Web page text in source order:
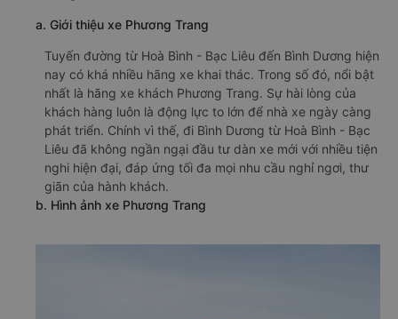
a. Giới thiệu xe Phương Trang
Tuyến đường từ Hoà Bình - Bạc Liêu đến Bình Dương hiện
nay có khá nhiều hãng xe khai thác. Trong số đó, nổi bật
nhất là hãng xe khách Phương Trang. Sự hài lòng của
khách hàng luôn là động lực to lớn để nhà xe ngày càng
phát triển. Chính vì thế, đi Bình Dương từ Hoà Bình - Bạc
Liêu đã không ngần ngại đầu tư dàn xe mới với nhiều tiện
nghi hiện đại, đáp ứng tối đa mọi nhu cầu nghỉ ngơi, thư
giãn của hành khách.
b. Hình ảnh xe Phương Trang